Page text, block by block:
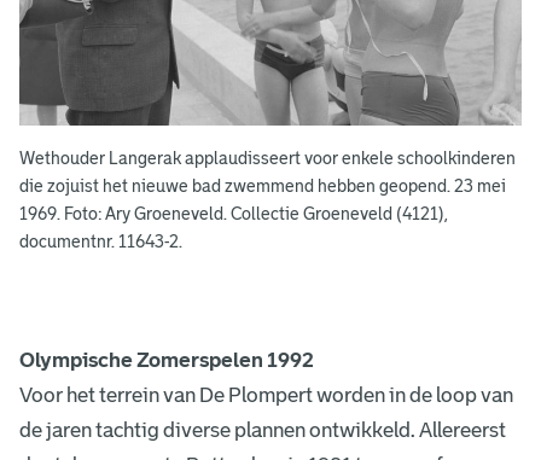
Wethouder Langerak applaudisseert voor enkele schoolkinderen
die zojuist het nieuwe bad zwemmend hebben geopend. 23 mei
1969. Foto: Ary Groeneveld. Collectie Groeneveld (4121),
documentnr. 11643-2.
Olympische Zomerspelen 1992
Voor het terrein van De Plompert worden in de loop van
de jaren tachtig diverse plannen ontwikkeld. Allereerst